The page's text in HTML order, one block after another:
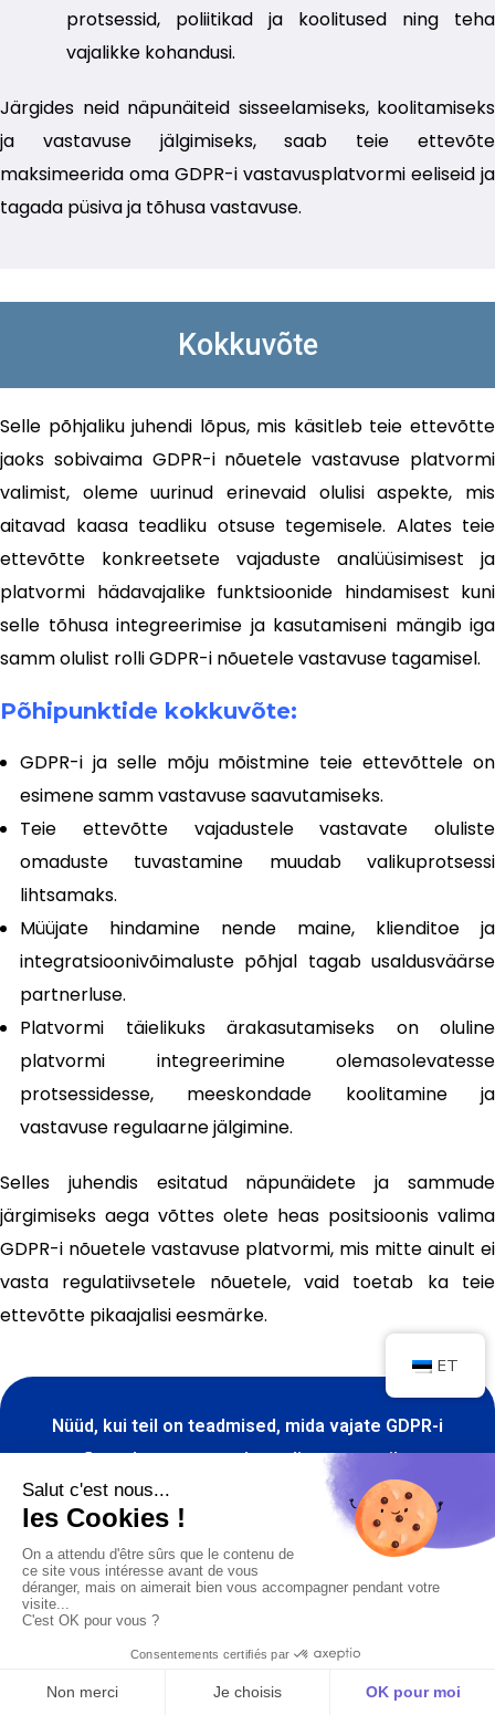
protsessid, poliitikad ja koolitused ning teha
vajalikke kohandusi.
Järgides neid näpunäiteid sisseelamiseks, koolitamiseks
ja vastavuse jälgimiseks, saab teie ettevõte
maksimeerida oma GDPR-i vastavusplatvormi eeliseid ja
tagada püsiva ja tõhusa vastavuse.
Kokkuvõte
Selle põhjaliku juhendi lõpus, mis käsitleb teie ettevõtte
jaoks sobivaima GDPR-i nõuetele vastavuse platvormi
valimist, oleme uurinud erinevaid olulisi aspekte, mis
aitavad kaasa teadliku otsuse tegemisele. Alates teie
ettevõtte konkreetsete vajaduste analüüsimisest ja
platvormi hädavajalike funktsioonide hindamisest kuni
selle tõhusa integreerimise ja kasutamiseni mängib iga
samm olulist rolli GDPR-i nõuetele vastavuse tagamisel.
Põhipunktide kokkuvõte:
GDPR-i ja selle mõju mõistmine teie ettevõttele on
esimene samm vastavuse saavutamiseks.
Teie ettevõtte vajadustele vastavate oluliste
omaduste tuvastamine muudab valikuprotsessi
lihtsamaks.
Müüjate hindamine nende maine, klienditoe ja
integratsioonivõimaluste põhjal tagab usaldusväärse
partnerluse.
Platvormi täielikuks ärakasutamiseks on oluline
platvormi integreerimine olemasolevatesse
protsessidesse, meeskondade koolitamine ja
vastavuse regulaarne jälgimine.
Selles juhendis esitatud näpunäidete ja sammude
järgimiseks aega võttes olete heas positsioonis valima
GDPR-i nõuetele vastavuse platvormi, mis mitte ainult ei
vasta regulatiivsetele nõuetele, vaid toetab ka teie
ettevõtte pikaajalisi eesmärke.
Nüüd, kui teil on teadmised, mida vajate GDPR-i
nõuetele vastavuse keerulises maastikus
navigeerimiseks, soovitame teil astuda samme, et
valida platvorm, mis sobib kõige paremini teie
ärieesmärkide ja -vajadustega. GDPR-i nõuetele
vastavus ei ole ainult regulatiivne nõue; see on
võimalus luua klientide usaldust ja kaitsta oma
ettevõtte mainet.
ET